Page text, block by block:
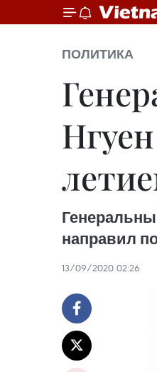
ПОЛИТИКА
направил
13/09/2020 02:26